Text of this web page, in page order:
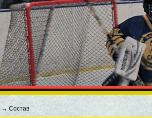
→ Состав